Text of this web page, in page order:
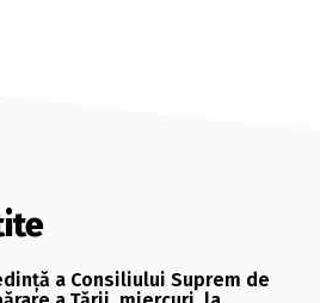
a Consiliului Suprem de